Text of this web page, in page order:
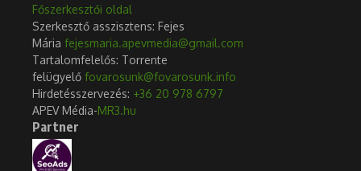
Főszerkesztői oldal
Szerkesztő asszisztens: Fejes
Mária fejesmaria.apevmedia@gmail.com
Tartalomfelelős: Torrente
felügyelő fovarosunk@fovarosunk.info
Hirdetésszervezés: +36 20 978 6797
APEV Média-MR3.hu
Partner